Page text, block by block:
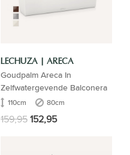
LECHUZA | ARECA
Goudpalm Areca In
Zelfwatergevende Balconera
110cm 80cm
159,95152,95